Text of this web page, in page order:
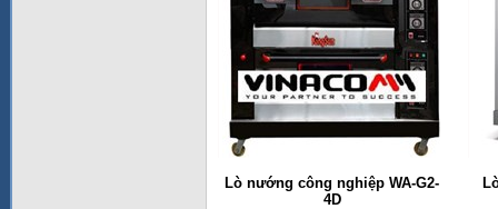
Lò nướng công nghiệp WA-G2-
4D